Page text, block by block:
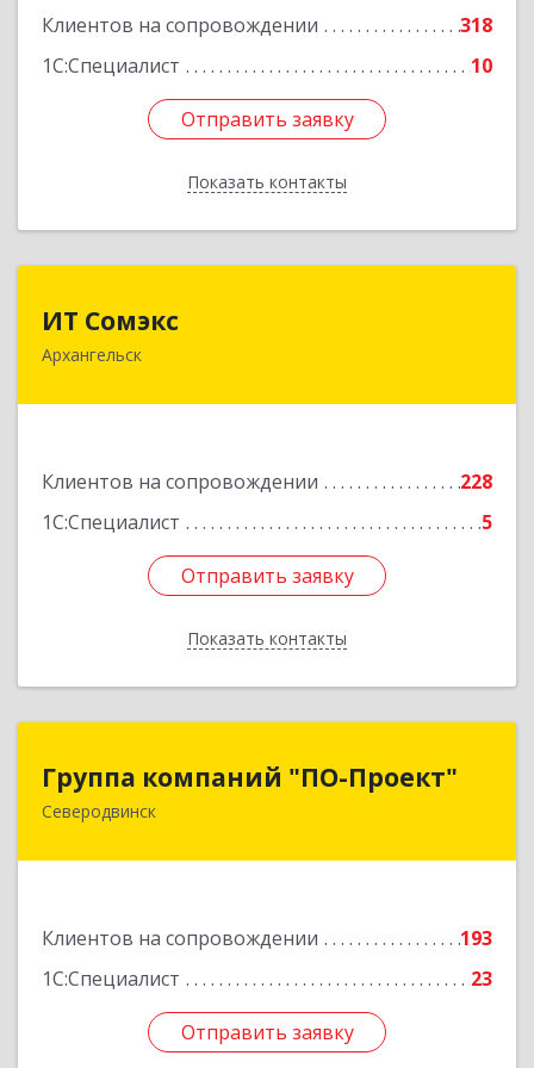
Клиентов на сопровождении
318
1С:Специалист
10
Отправить заявку
Показать контакты
Отправить заявку
Назад
ИТ Сомэкс
Архангельск
Клиентов на сопровождении
228
1С:Специалист
5
Отправить заявку
Показать контакты
163001, Архангельская обл, Архангельск г,
Подробнее
Отправить заявку
Назад
Группа компаний "ПО-Проект"
Северодвинск
Клиентов на сопровождении
193
1С:Специалист
23
Отправить заявку
Группа компаний "ПО-Проект"
164500, Архангельская обл, Северодвинск г,
Отправить заявку